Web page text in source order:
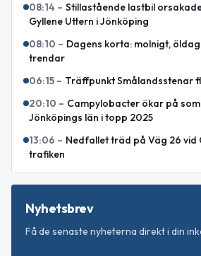
08:14 – Stillastående lastbil
Gyllene Uttern i Jönköping
08:10 – Dagens korta: molnigt,
trendar
06:15 – Träffpunkt Smålandsstenar
20:10 – Campylobacter ökar på
Jönköpings län i topp 2025
13:06 – Nedfallet träd på Väg 26 vid
trafiken
Nyhetsbrev
Få de senaste nyheterna direkt i din